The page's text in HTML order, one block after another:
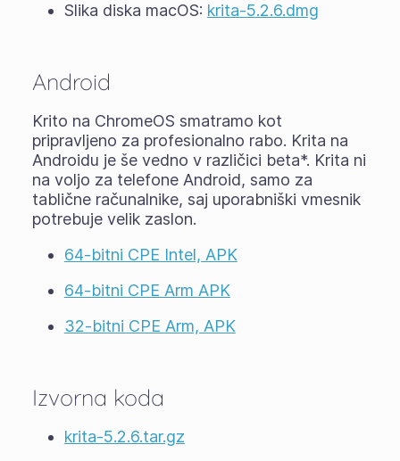
Slika diska macOS: krita-5.2.6.dmg
Android
Krito na ChromeOS smatramo kot
pripravljeno za profesionalno rabo. Krita na
Androidu je še vedno v različici beta*. Krita ni
na voljo za telefone Android, samo za
tablične računalnike, saj uporabniški vmesnik
potrebuje velik zaslon.
64-bitni CPE Intel, APK
64-bitni CPE Arm APK
32-bitni CPE Arm, APK
Izvorna koda
krita-5.2.6.tar.gz